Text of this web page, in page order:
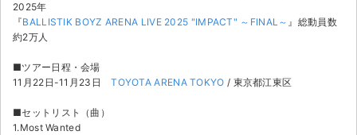
不正転売禁止法について
音楽情報
2025年
『BALLISTIK BOYZ ARENA LIVE 2025 "IMPACT" ～FINAL～ 』総動員数
約2万人
■ツアー日程・会場
11月22日-11月23日TOYOTA ARENA TOKYO / 東京都江東区
■セットリスト（曲）
1.Most Wanted